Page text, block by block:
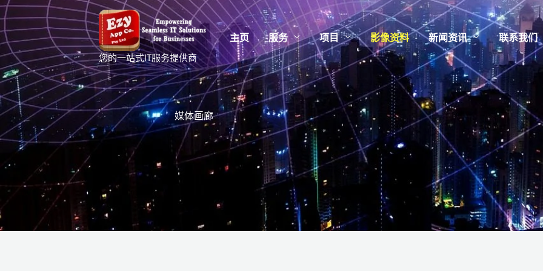
跳
内
容
您的一站式IT服务提供商
主页 服务 项目 影像资料 新闻资讯 联系我们
媒体画廊